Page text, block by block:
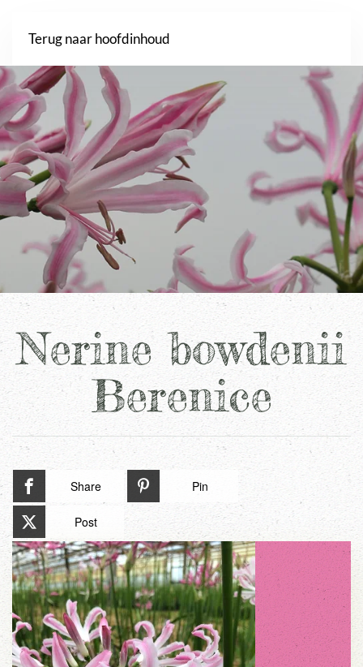
Terug naar hoofdinhoud
Nerine bowdenii
Berenice
Share Pin
Post